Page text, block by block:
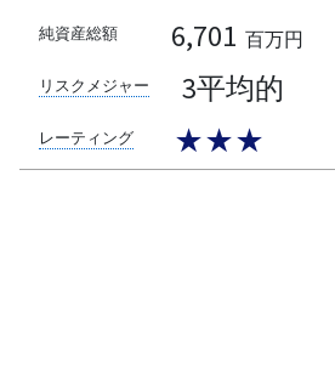
純資産総額 6,701 百万円
リスクメジャー 3平均的
レーティング ★★★